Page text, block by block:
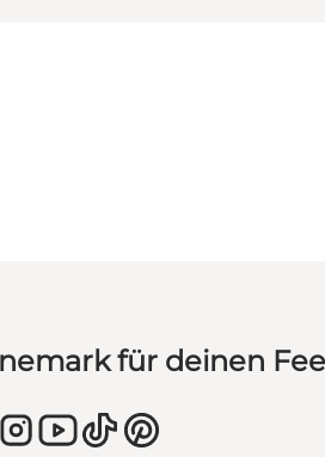
für deinen